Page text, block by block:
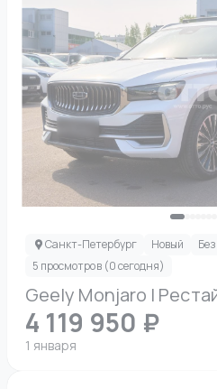
Geely Monjaro I
4 119 950 ₽
1 января
Санкт-Петербург Новый
5 просмотров (0 сегодня)